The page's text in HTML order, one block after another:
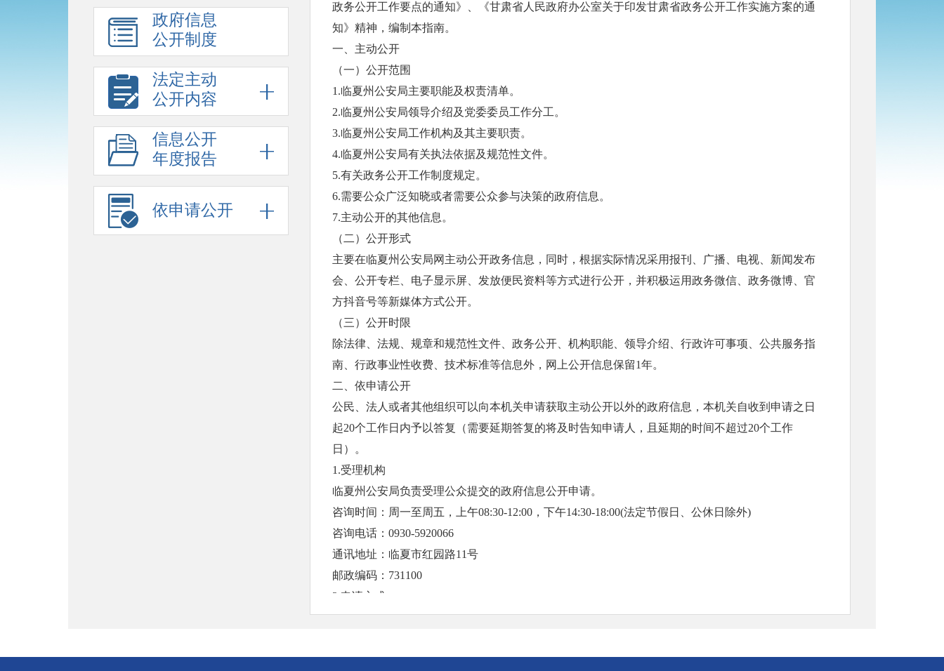
政府信息
公开制度
法定主动
公开内容
信息公开
年度报告
依申请公开
政务公开工作要点的通知》、《甘肃省人民政府办公室关于印发甘肃省政务公开工作实施方案的通
知》精神，编制本指南。
一、主动公开
（一）公开范围
1.临夏州公安局主要职能及权责清单。
2.临夏州公安局领导介绍及党委委员工作分工。
3.临夏州公安局工作机构及其主要职责。
4.临夏州公安局有关执法依据及规范性文件。
5.有关政务公开工作制度规定。
6.需要公众广泛知晓或者需要公众参与决策的政府信息。
7.主动公开的其他信息。
（二）公开形式
主要在临夏州公安局网主动公开政务信息，同时，根据实际情况采用报刊、广播、电视、新闻发布
会、公开专栏、电子显示屏、发放便民资料等方式进行公开，并积极运用政务微信、政务微博、官
方抖音号等新媒体方式公开。
（三）公开时限
除法律、法规、规章和规范性文件、政务公开、机构职能、领导介绍、行政许可事项、公共服务指
南、行政事业性收费、技术标准等信息外，网上公开信息保留1年。
二、依申请公开
公民、法人或者其他组织可以向本机关申请获取主动公开以外的政府信息，本机关自收到申请之日
起20个工作日内予以答复（需要延期答复的将及时告知申请人，且延期的时间不超过20个工作
日）。
1.受理机构
临夏州公安局负责受理公众提交的政府信息公开申请。
咨询时间：周一至周五，上午08:30-12:00，下午14:30-18:00(法定节假日、公休日除外)
咨询电话：0930-5920066
通讯地址：临夏市红园路11号
邮政编码：731100
2.申请方式
（1）互联网申请（推荐）。申请人可以登录临夏州公安局网政务公开专栏依申请公开栏目在线投递
也可在临夏州公安局网上下载电子版《申请表》，填写《申请表》后通过电子邮件发送到临夏州公